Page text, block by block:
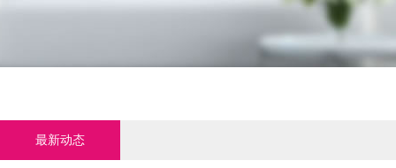
最新动态